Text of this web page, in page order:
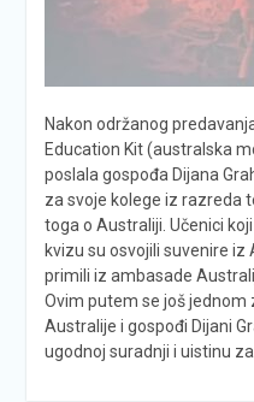
Nakon održanog
Education Kit (australska
poslala gospođa Dijana
za svoje kolege iz razreda
toga o Australiji. Učenici
kvizu su osvojili suvenire
primili iz ambasade
Ovim putem se još
Australije i gospođi Dijani
ugodnoj suradnji i uistinu